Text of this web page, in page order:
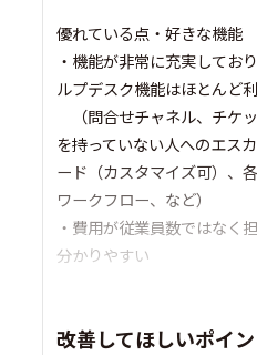
優れている点・好きな機能
・機能が非常に充実してお
ルプデスク機能はほとんど
（問合せチャネル、チケ
を持っていない人へのエス
ード（カスタマイズ可）、
ワークフロー、など）
・費用が従業員数ではなく
分かりやすい
改善してほしいポイ